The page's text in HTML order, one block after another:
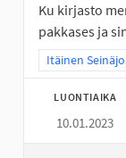
Ku kirjasto
pakkases ja
Rajaa tulokset
Itäinen
LUONTIAIKA
10.01.2023